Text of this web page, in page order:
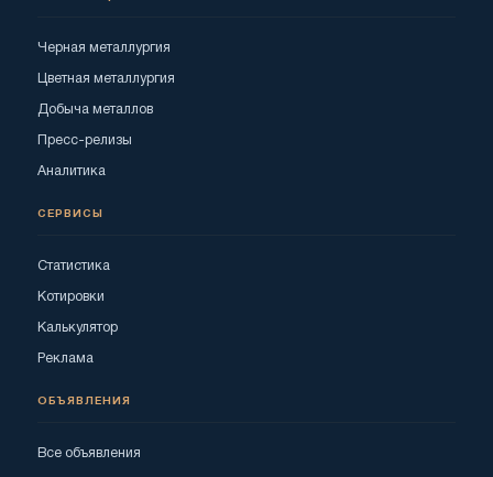
Черная металлургия
Цветная металлургия
Добыча металлов
Пресс-релизы
Аналитика
СЕРВИСЫ
Статистика
Котировки
Калькулятор
Реклама
ОБЪЯВЛЕНИЯ
Все объявления